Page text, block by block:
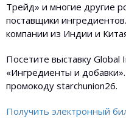
Трейд» и многие другие
поставщики
компании из Индии и
Посетите выставку
«Ингредиенты и
промокоду starchunion26.
Получить электронный